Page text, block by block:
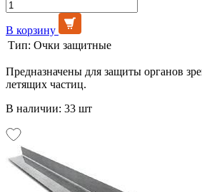
В корзину
Тип: Очки защитные
Предназначены для защиты органов
летящих частиц.
В наличии: 33 шт